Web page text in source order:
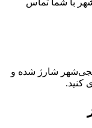
شارژ شده و
کنید.